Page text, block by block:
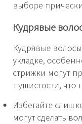
выборе
Кудрявые
Кудрявые
укладке,
стрижки могут
пушистости, что
Избегайте
могут сделать